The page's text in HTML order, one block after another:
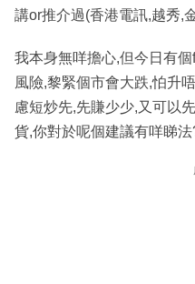
講or推介過(香港電訊,越秀,
我本身無咩擔心,但今日有
風險,黎緊個市會大跌,怕升
慮短炒先,先賺少少,又可以
貨,你對於呢個建議有咩睇法